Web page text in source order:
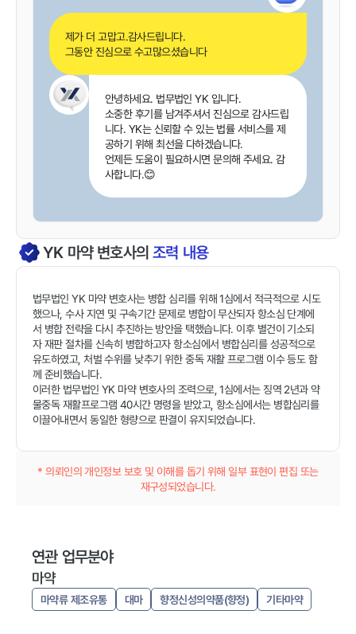
제가 더 고맙고.감사드립니다.
그동안 진심으로 수고많으셨습니다
안녕하세요. 법무법인 YK 입니다.
소중한 후기를 남겨주셔서 진심으로 감사드립
니다. YK는 신뢰할 수 있는 법률 서비스를 제
공하기 위해 최선을 다하겠습니다.
언제든 도움이 필요하시면 문의해 주세요. 감
사합니다.😊
YK 마약변호사의조력 내용
법무법인 YK 마약 변호사는 병합 심리를 위해 1심에서 적극적으로 시도
했으나, 수사 지연 및 구속기간 문제로 병합이 무산되자 항소심 단계에
서 병합 전략을 다시 추진하는 방안을 택했습니다. 이후 별건이 기소되
자 재판 절차를 신속히 병합하고자 항소심에서 병합심리를 성공적으로
유도하였고, 처벌 수위를 낮추기 위한 중독 재활 프로그램 이수 등도 함
께 준비했습니다.
이러한 법무법인 YK 마약 변호사의 조력으로, 1심에서는 징역 2년과 약
물중독 재활프로그램 40시간 명령을 받았고, 항소심에서는 병합심리를
이끌어내면서 동일한 형량으로 판결이 유지되었습니다.
* 의뢰인의 개인정보 보호 및 이해를 돕기 위해 일부 표현이 편집 또는
재구성되었습니다.
연관 업무분야
마약
마약류 제조유통 대마 향정신성의약품(향정) 기타마약